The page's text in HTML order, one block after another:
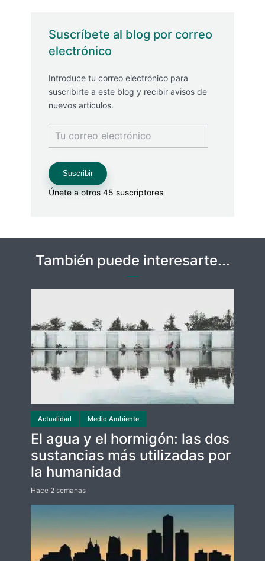
Suscríbete al blog por correo
electrónico
Introduce tu correo electrónico para
suscribirte a este blog y recibir avisos de
nuevos artículos.
Tu
correo
electrónico
Suscribir
Únete a otros 45 suscriptores
También puede interesarte...
Actualidad Medio Ambiente
El agua y el hormigón: las dos
sustancias más utilizadas por
la humanidad
Hace 2 semanas